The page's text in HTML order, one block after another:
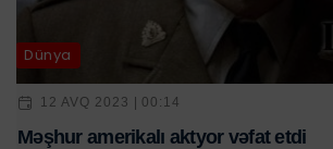
Dünya
12 AVQ 2023 | 00:14
Məşhur amerikalı aktyor vəfat etdi